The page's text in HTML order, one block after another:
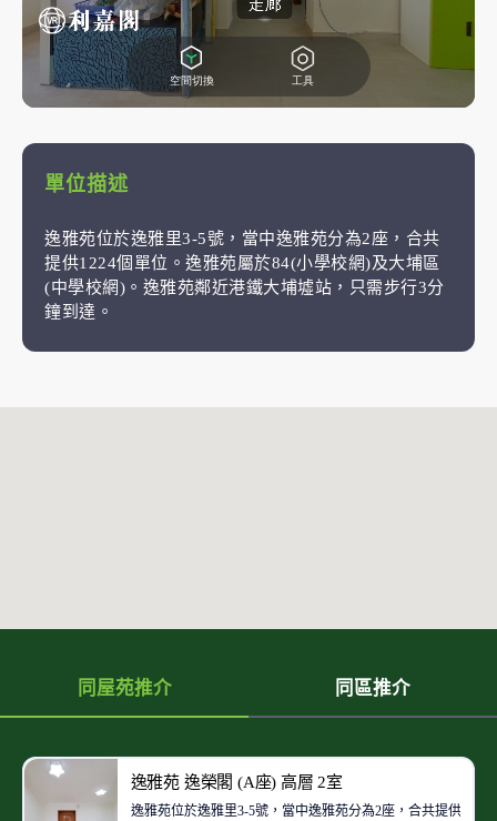
單位描述
逸雅苑位於逸雅里3-5號，當中逸雅苑分為2座，合共
提供1224個單位。逸雅苑屬於84(小學校網)及大埔區
(中學校網)。逸雅苑鄰近港鐵大埔墟站，只需步行3分
鐘到達。
同屋苑推介 同區推介
逸雅苑 逸榮閣 (A座) 高層 2室
逸雅苑位於逸雅里3-5號，當中逸雅苑分為2座，合共提供